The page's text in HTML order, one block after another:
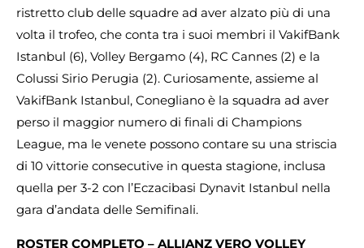
ristretto club delle squadre ad aver alzato più di una
volta il trofeo, che conta tra i suoi membri il VakifBank
Istanbul (6), Volley Bergamo (4), RC Cannes (2) e la
Colussi Sirio Perugia (2). Curiosamente, assieme al
VakifBank Istanbul, Conegliano è la squadra ad aver
perso il maggior numero di finali di Champions
League, ma le venete possono contare su una striscia
di 10 vittorie consecutive in questa stagione, inclusa
quella per 3-2 con l’Eczacibasi Dynavit Istanbul nella
gara d’andata delle Semifinali.
ROSTER COMPLETO – ALLIANZ VERO VOLLEY